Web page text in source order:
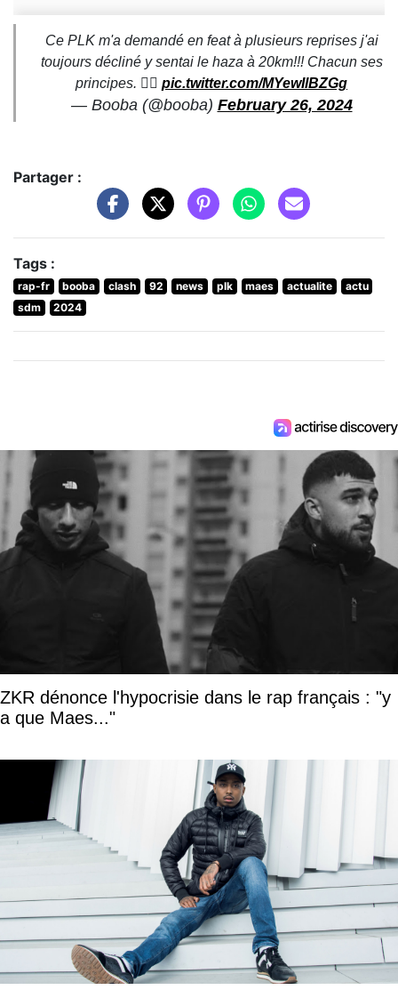
Ce PLK m'a demandé en feat à plusieurs reprises j'ai
toujours décliné y sentai le haza à 20km!!! Chacun ses
principes. 🏴‍☠️ pic.twitter.com/MYewIlBZGg
— Booba (@booba) February 26, 2024
Partager :
Tags :
rap-fr booba clash 92 news plk maes actualite
actu
sdm
2024
ZKR dénonce l'hypocrisie dans le rap français : "y
a que Maes..."